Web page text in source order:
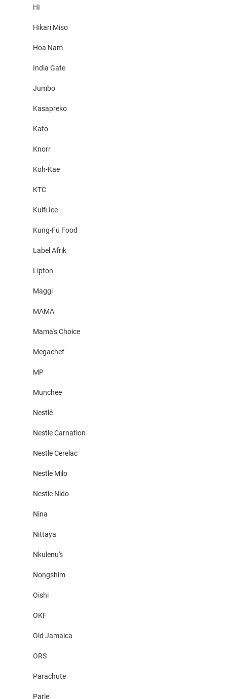
HI
Hikari Miso
Hoa Nam
India Gate
Jumbo
Kasapreko
Kato
Knorr
Koh-Kae
KTC
Kulfi Ice
Kung-Fu Food
Label Afrik
Lipton
Maggi
MAMA
Mama's Choice
Megachef
MP
Munchee
Nestlé
Nestle Carnation
Nestle Cerelac
Nestle Milo
Nestle Nido
Nina
Nittaya
Nkulenu's
Nongshim
Oishi
OKF
Old Jamaica
ORS
Parachute
Parle